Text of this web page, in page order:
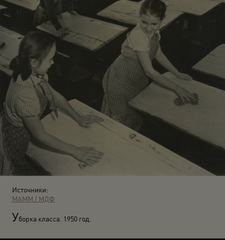
Источники:
МАММ / МДФ
Уборка класса. 1950 год.